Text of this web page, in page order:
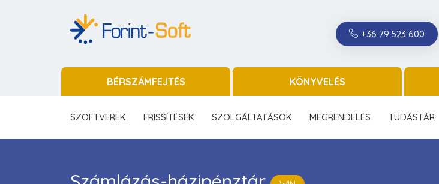
+36 79 523 600
BÉRSZÁMFEJTÉS KÖNYVELÉS
SZOFTVEREK FRISSÍTÉSEK SZOLGÁLTATÁSOK MEGRENDELÉS TUDÁSTÁR